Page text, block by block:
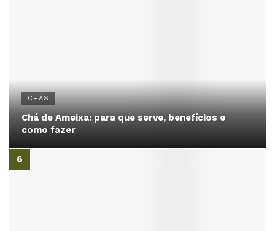
CHÁS
Chá de Ameixa: para que serve, benefícios e
como fazer